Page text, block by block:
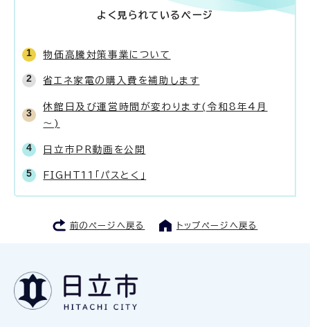
よく見られているページ
物価高騰対策事業について
省エネ家電の購入費を補助します
休館日及び運営時間が変わります(令和8年4月
～)
日立市PR動画を公開
FIGHT11「パスとく」
前のページへ戻る トップページへ戻る